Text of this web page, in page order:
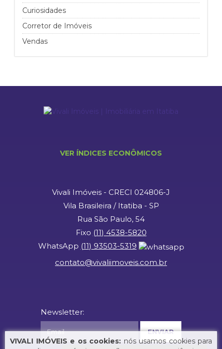
Curiosidades
Corretor de Imóveis
Vendas
VER ÍNDICES ECONÔMICOS
Vivali Imóveis - CRECI 024806-J
Vila Brasileira / Itatiba - SP
Rua São Paulo, 54
Fixo (11) 4538-5820
WhatsApp (11) 93503-5319
contato@vivaliimoveis.com.br
Newsletter:
VIVALI IMÓVEIS e os cookies: nós usamos cookies para